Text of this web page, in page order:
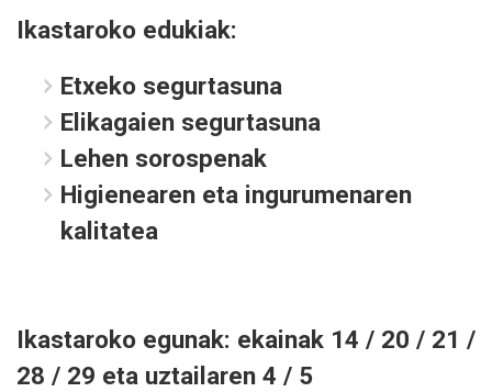
​Ikastaroko edukiak:
Etxeko segurtasuna
Elikagaien segurtasuna
Lehen sorospenak
Higienearen eta ingurumenaren
kalitatea
Ikastaroko egunak: ekainak 14 / 20 / 21 /
28 / 29 eta uztailaren 4 / 5